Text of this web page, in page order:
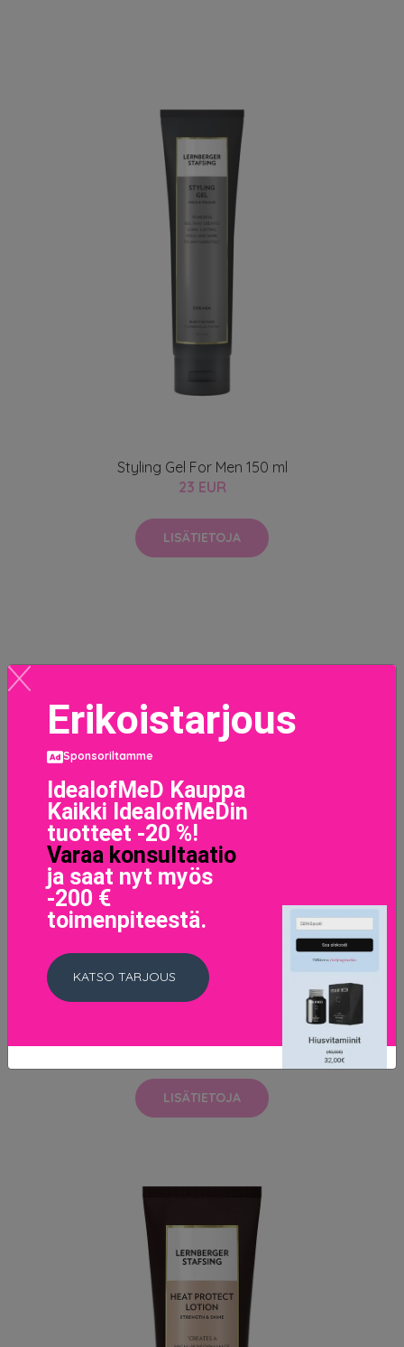
Styling Gel For Men 150 ml
23 EUR
LISÄTIETOJA
Lernberger Stafsing - BB Cream 150 ml
22.95 EUR
LISÄTIETOJA
Erikoistarjous
Sponsoriltamme
IdealofMeD Kauppa
Kaikki IdealofMeDin
tuotteet -20 %!
Varaa konsultaatio
ja saat nyt myös
-200 €
toimenpiteestä.
KATSO TARJOUS